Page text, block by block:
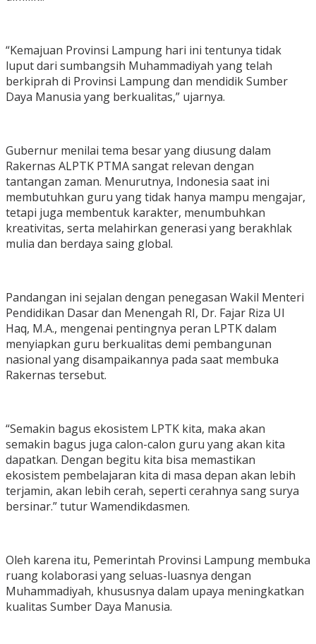
“Kemajuan Provinsi Lampung hari ini tentunya tidak
luput dari sumbangsih Muhammadiyah yang telah
berkiprah di Provinsi Lampung dan mendidik Sumber
Daya Manusia yang berkualitas,” ujarnya.
Gubernur menilai tema besar yang diusung dalam
Rakernas ALPTK PTMA sangat relevan dengan
tantangan zaman. Menurutnya, Indonesia saat ini
membutuhkan guru yang tidak hanya mampu mengajar,
tetapi juga membentuk karakter, menumbuhkan
kreativitas, serta melahirkan generasi yang berakhlak
mulia dan berdaya saing global.
Pandangan ini sejalan dengan penegasan Wakil Menteri
Pendidikan Dasar dan Menengah RI, Dr. Fajar Riza Ul
Haq, M.A., mengenai pentingnya peran LPTK dalam
menyiapkan guru berkualitas demi pembangunan
nasional yang disampaikannya pada saat membuka
Rakernas tersebut.
“Semakin bagus ekosistem LPTK kita, maka akan
semakin bagus juga calon-calon guru yang akan kita
dapatkan. Dengan begitu kita bisa memastikan
ekosistem pembelajaran kita di masa depan akan lebih
terjamin, akan lebih cerah, seperti cerahnya sang surya
bersinar.” tutur Wamendikdasmen.
Oleh karena itu, Pemerintah Provinsi Lampung membuka
ruang kolaborasi yang seluas-luasnya dengan
Muhammadiyah, khususnya dalam upaya meningkatkan
kualitas Sumber Daya Manusia.